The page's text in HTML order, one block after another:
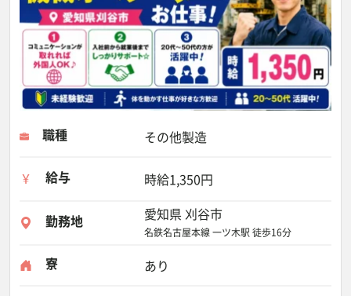
職種 その他製造
給与 時給1,350円
勤務地 愛知県 刈谷市
名鉄名古屋本線 一ツ木駅 徒歩16分
寮 あり